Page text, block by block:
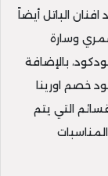
الباتل أيضاً
وسارة
بالإضافة
خصم اورينا
التي يتم